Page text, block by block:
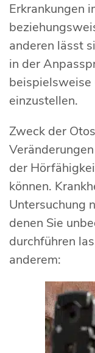
Erkrankungen
anderen lässt
in der
einzustellen.
Zweck der
der
können.
Untersuchung
denen Sie
durchführen
anderem: